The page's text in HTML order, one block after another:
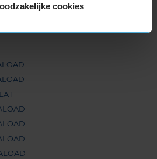
cookies